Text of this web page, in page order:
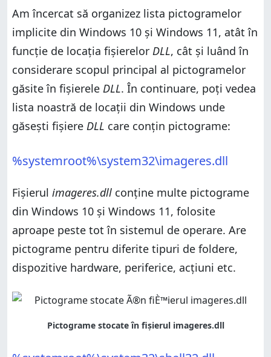
Am încercat să organizez lista pictogramelor
implicite din Windows 10 și Windows 11, atât în
funcție de locația fișierelor DLL, cât și luând în
considerare scopul principal al pictogramelor
găsite în fișierele DLL. În continuare, poți vedea
lista noastră de locații din Windows unde
găsești fișiere DLL care conțin pictograme:
%systemroot%\system32\imageres.dll
Fișierul imageres.dll conține multe pictograme
din Windows 10 și Windows 11, folosite
aproape peste tot în sistemul de operare. Are
pictograme pentru diferite tipuri de foldere,
dispozitive hardware, periferice, acțiuni etc.